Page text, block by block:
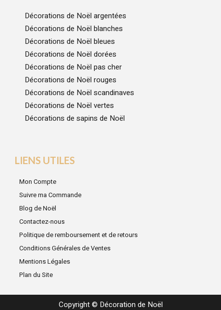
Décorations de Noël argentées
Décorations de Noël blanches
Décorations de Noël bleues
Décorations de Noël dorées
Décorations de Noël pas cher
Décorations de Noël rouges
Décorations de Noël scandinaves
Décorations de Noël vertes
Décorations de sapins de Noël
LIENS UTILES
Mon Compte
Suivre ma Commande
Blog de Noël
Contactez-nous
Politique de remboursement et de retours
Conditions Générales de Ventes
Mentions Légales
Plan du Site
Copyright © Décoration de Noël